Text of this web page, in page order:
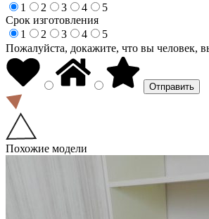
1
2 3 4
5
Срок изготовления
1
2 3 4
5
Пожалуйста, докажите, что вы человек,
Похожие модели